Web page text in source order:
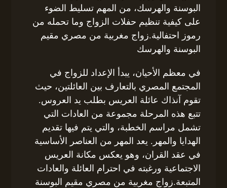
البوسنة والهرسك، من المهم تسليط الضوء
على كيفية تنظيم حفلات الزواج وما تحمله من
رموز احتفالية.زواج مغربية من مصري مقيم
البوسنة والهرسك
في معظم الأحيان، يبدأ الإعداد للزواج في
المجتمع المصري بالتعارف بين العائلتين، حيث
تقوم آنذاك عائلة العريس بطلب يد العروس.
تتبع هذه المرحلة مجموعة من العادات التي
تشمل مراسم الخطبة، والتي يتم فيها تقديم
الهدايا والمهر. يعد المهر من العناصر الأساسية
في عقد القران، وهو يعكس مكانة العريس
الاجتماعية ورغبته في احترام العائلة والعادات
المتبعة.زواج مغربية من مصري مقيم البوسنة